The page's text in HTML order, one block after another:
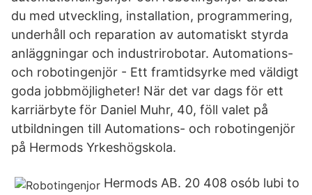
du med utveckling, installation, programmering,
underhåll och reparation av automatiskt styrda
anläggningar och industrirobotar. Automations-
och robotingenjör - Ett framtidsyrke med väldigt
goda jobbmöjligheter! När det var dags för ett
karriärbyte för Daniel Muhr, 40, föll valet på
utbildningen till Automations- och robotingenjör
på Hermods Yrkeshögskola.
Hermods AB. 20 408 osób lubi to